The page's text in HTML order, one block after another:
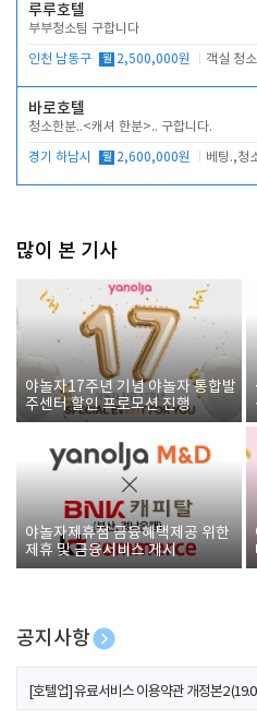
루루호텔
부부청소팀 구합니다
인천 남동구 월 2,500,000원 객실 청소
바로호텔
청소한분..<캐셔 한분>.. 구합니다.
경기 하남시 월 2,600,000원
많이 본 기사
야놀자17주년 기념 야놀자 통합발
주센터 할인 프로모션 진행
야놀자제휴점 금융혜택제공 위한
제휴 및 금융서비스 게시
공지사항
[호텔업] 개인정보 처리방침 개정본1
[호텔업] 유료서비스 이용약관 개정본2